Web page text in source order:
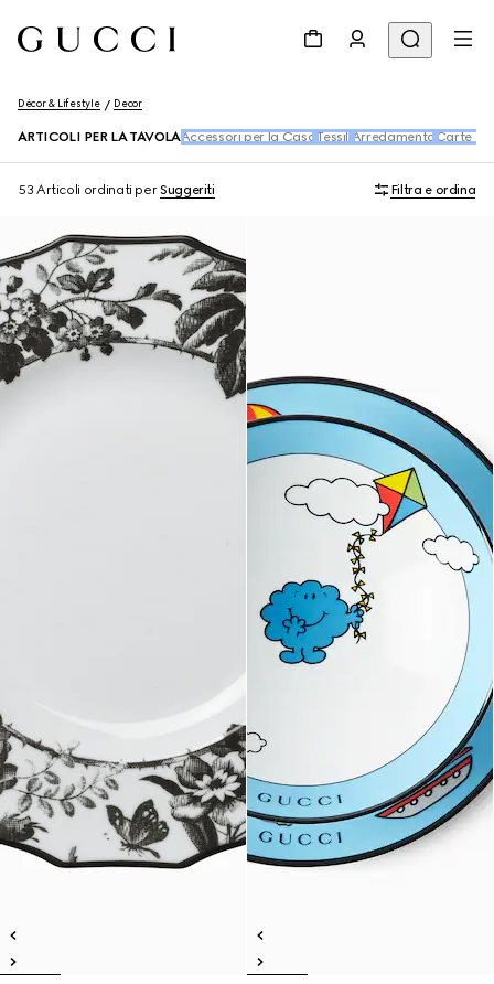
Décor & Lifestyle Decor
ARTICOLI PER LA TAVOLAAccessori per la Casa Tessili Arredamento Carte
53 Articoli ordinati perSuggeriti Filtra e ordina